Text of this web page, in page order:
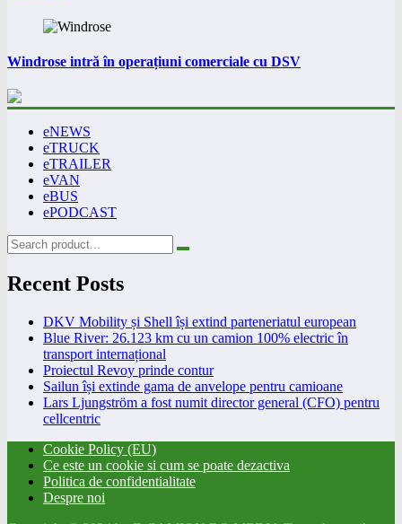
Windrose intră în operațiuni comerciale cu DSV
eNEWS
eTRUCK
eTRAILER
eVAN
eBUS
ePODCAST
Recent Posts
DKV Mobility și Shell își extind parteneriatul european
Blue River: 26.123 km cu un camion 100% electric în
transport internațional
Proiectul Revoy prinde contur
Sailun își extinde gama de anvelope pentru camioane
Lars Ljungström a fost numit director general (CFO) pentru
cellcentric
Cookie Policy (EU)
Ce este un cookie si cum se poate dezactiva
Politica de confidentialitate
Despre noi